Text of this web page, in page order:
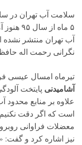
۵ ماه
آب تهران منتشر
نگرانی رحمت اله
تیرماه امسال عیسی
آشامیدنی پایتخت
علاوه بر منابع
است که اگر دقت نکنیم
معضلات فراوانی
نیز اشاره کرد و گفت: